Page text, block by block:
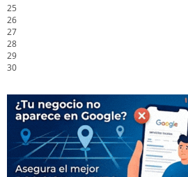
25
26
27
28
29
30